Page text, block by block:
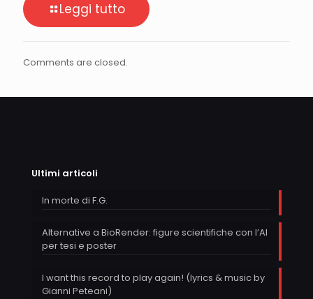
Leggi tutto
Comments are closed.
Ultimi articoli
In morte di F.G.
Alternative a BioRender: figure scientifiche con l’AI
per tesi e poster
I want this record to play again! (lyrics & music by
Gianni Peteani)